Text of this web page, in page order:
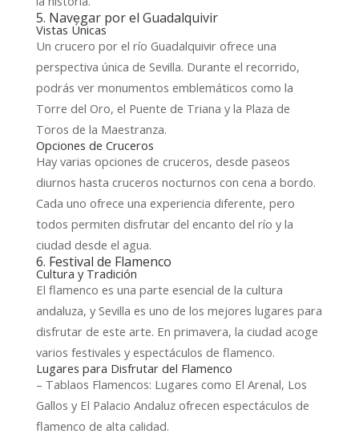
5. Navegar por el Guadalquivir
Vistas Únicas
Un crucero por el río Guadalquivir ofrece una
perspectiva única de Sevilla. Durante el recorrido,
podrás ver monumentos emblemáticos como la
Torre del Oro, el Puente de Triana y la Plaza de
Toros de la Maestranza.
Opciones de Cruceros
Hay varias opciones de cruceros, desde paseos
diurnos hasta cruceros nocturnos con cena a bordo.
Cada uno ofrece una experiencia diferente, pero
todos permiten disfrutar del encanto del río y la
ciudad desde el agua.
6. Festival de Flamenco
Cultura y Tradición
El flamenco es una parte esencial de la cultura
andaluza, y Sevilla es uno de los mejores lugares para
disfrutar de este arte. En primavera, la ciudad acoge
varios festivales y espectáculos de flamenco.
Lugares para Disfrutar del Flamenco
– Tablaos Flamencos: Lugares como El Arenal, Los
Gallos y El Palacio Andaluz ofrecen espectáculos de
flamenco de alta calidad.